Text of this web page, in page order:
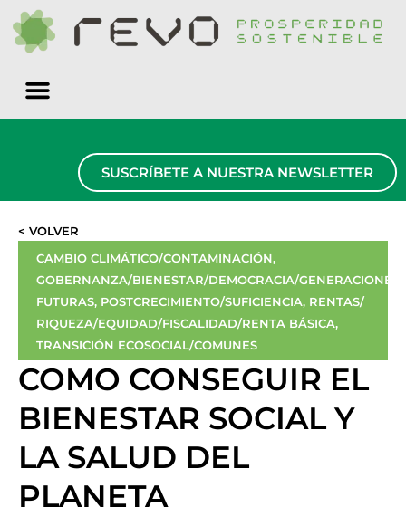
SUSCRÍBETE A NUESTRA NEWSLETTER
< VOLVER
CAMBIO CLIMÁTICO/CONTAMINACIÓN,
GOBERNANZA/BIENESTAR/DEMOCRACIA/GENERACIONES
FUTURAS, POSTCRECIMIENTO/SUFICIENCIA, RENTAS/
RIQUEZA/EQUIDAD/FISCALIDAD/RENTA BÁSICA,
TRANSICIÓN ECOSOCIAL/COMUNES
COMO CONSEGUIR EL
BIENESTAR SOCIAL Y
LA SALUD DEL
PLANETA